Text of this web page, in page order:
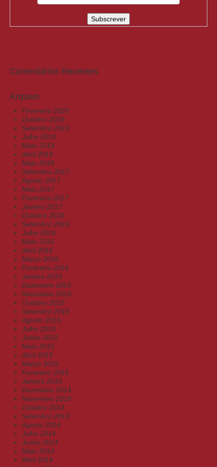
Comentários Recentes
Arquivo
Fevereiro 2025
Outubro 2019
Setembro 2019
Julho 2019
Maio 2019
Abril 2019
Maio 2018
Setembro 2017
Agosto 2017
Maio 2017
Fevereiro 2017
Janeiro 2017
Outubro 2016
Setembro 2016
Julho 2016
Maio 2016
Abril 2016
Março 2016
Fevereiro 2016
Janeiro 2016
Dezembro 2015
Novembro 2015
Outubro 2015
Setembro 2015
Agosto 2015
Julho 2015
Junho 2015
Maio 2015
Abril 2015
Março 2015
Fevereiro 2015
Janeiro 2015
Dezembro 2014
Novembro 2014
Outubro 2014
Setembro 2014
Agosto 2014
Julho 2014
Junho 2014
Maio 2014
Abril 2014